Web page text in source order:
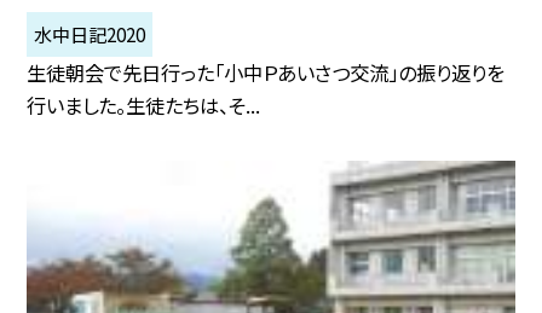
水中日記2020
生徒朝会で先日行った「小中Ｐあいさつ交流」の振り返りを
行いました。生徒たちは、そ...